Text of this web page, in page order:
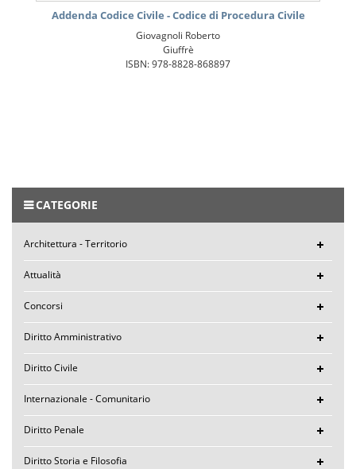
Addenda Codice Civile - Codice di Procedura Civile
Giovagnoli Roberto
Giuffrè
ISBN: 978-8828-868897
CATEGORIE
Architettura - Territorio
Attualità
Concorsi
Diritto Amministrativo
Diritto Civile
Internazionale - Comunitario
Diritto Penale
Diritto Storia e Filosofia